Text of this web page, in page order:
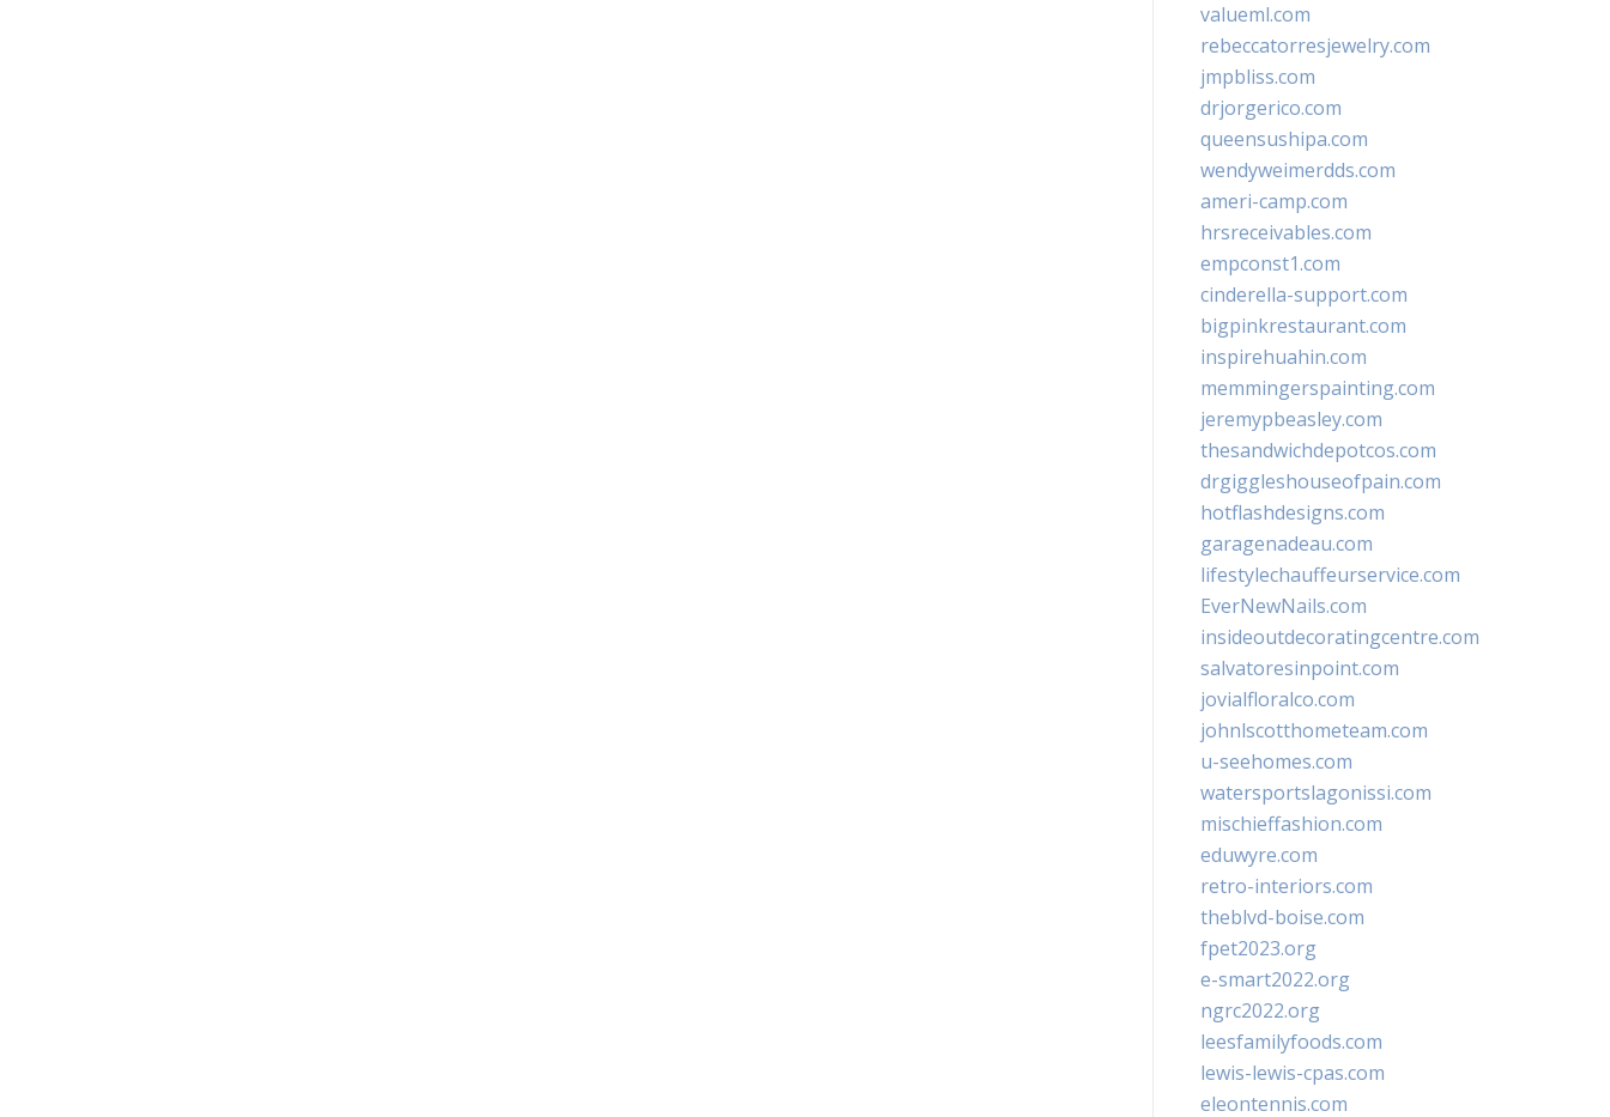
valueml.com
rebeccatorresjewelry.com
jmpbliss.com
drjorgerico.com
queensushipa.com
wendyweimerdds.com
ameri-camp.com
hrsreceivables.com
empconst1.com
cinderella-support.com
bigpinkrestaurant.com
inspirehuahin.com
memmingerspainting.com
jeremypbeasley.com
thesandwichdepotcos.com
drgiggleshouseofpain.com
hotflashdesigns.com
garagenadeau.com
lifestylechauffeurservice.com
EverNewNails.com
insideoutdecoratingcentre.com
salvatoresinpoint.com
jovialfloralco.com
johnlscotthometeam.com
u-seehomes.com
watersportslagonissi.com
mischieffashion.com
eduwyre.com
retro-interiors.com
theblvd-boise.com
fpet2023.org
e-smart2022.org
ngrc2022.org
leesfamilyfoods.com
lewis-lewis-cpas.com
eleontennis.com